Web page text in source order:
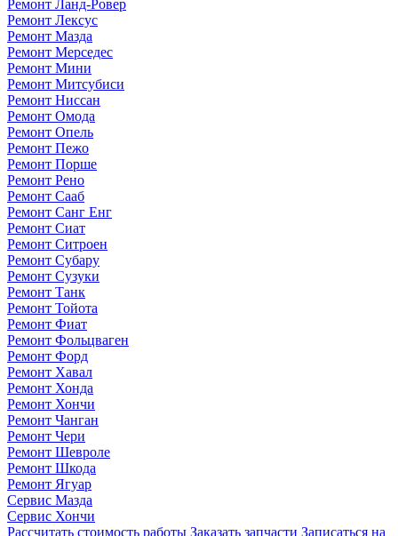
Ремонт Ланд-Ровер
Ремонт Лексус
Ремонт Мазда
Ремонт Мерседес
Ремонт Мини
Ремонт Митсубиси
Ремонт Ниссан
Ремонт Омода
Ремонт Опель
Ремонт Пежо
Ремонт Порше
Ремонт Рено
Ремонт Сааб
Ремонт Санг Енг
Ремонт Сиат
Ремонт Ситроен
Ремонт Субару
Ремонт Сузуки
Ремонт Танк
Ремонт Тойота
Ремонт Фиат
Ремонт Фольцваген
Ремонт Форд
Ремонт Хавал
Ремонт Хонда
Ремонт Хончи
Ремонт Чанган
Ремонт Чери
Ремонт Шевроле
Ремонт Шкода
Ремонт Ягуар
Сервис Мазда
Сервис Хончи
Рассчитать стоимость работы Заказать запчасти Записаться на